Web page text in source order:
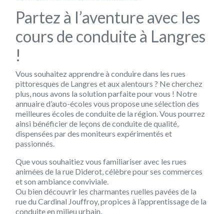
Partez à l’aventure avec les
cours de conduite à Langres
!
Vous souhaitez apprendre à conduire dans les rues
pittoresques de Langres et aux alentours ? Ne cherchez
plus, nous avons la solution parfaite pour vous ! Notre
annuaire d’auto-écoles vous propose une sélection des
meilleures écoles de conduite de la région. Vous pourrez
ainsi bénéficier de leçons de conduite de qualité,
dispensées par des moniteurs expérimentés et
passionnés.
Que vous souhaitiez vous familiariser avec les rues
animées de la rue Diderot, célèbre pour ses commerces
et son ambiance conviviale.
Ou bien découvrir les charmantes ruelles pavées de la
rue du Cardinal Jouffroy, propices à l’apprentissage de la
conduite en milieu urbain.